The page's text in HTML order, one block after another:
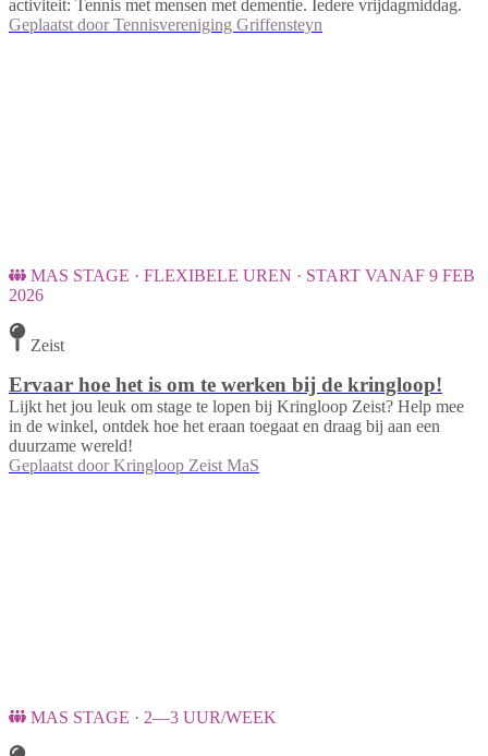
activiteit: Tennis met mensen met dementie. Iedere vrijdagmiddag.
Geplaatst door Tennisvereniging Griffensteyn
MAS STAGE · FLEXIBELE UREN · START VANAF 9 FEB
2026
Zeist
Ervaar hoe het is om te werken bij de kringloop!
Lijkt het jou leuk om stage te lopen bij Kringloop Zeist? Help mee
in de winkel, ontdek hoe het eraan toegaat en draag bij aan een
duurzame wereld!
Geplaatst door Kringloop Zeist MaS
MAS STAGE · 2—3 UUR/WEEK